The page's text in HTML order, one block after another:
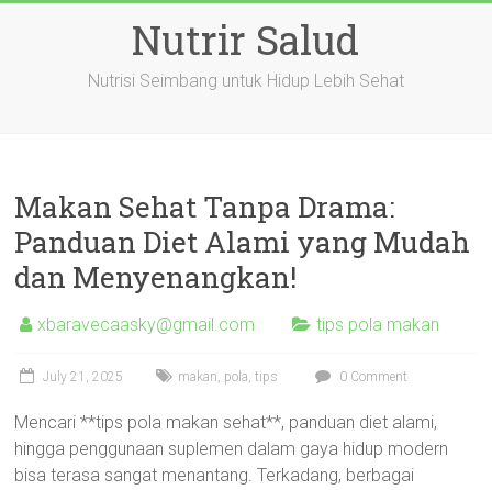
Nutrir Salud
Nutrisi Seimbang untuk Hidup Lebih Sehat
Makan Sehat Tanpa Drama:
Panduan Diet Alami yang Mudah
dan Menyenangkan!
xbaravecaasky@gmail.com tips pola makan
July 21, 2025 makan, pola,tips 0 Comment
Mencari **tips pola makan sehat**, panduan diet alami,
hingga penggunaan suplemen dalam gaya hidup modern
bisa terasa sangat menantang. Terkadang, berbagai